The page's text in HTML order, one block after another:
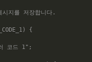
지를 저장합니다.
) {
코드 1" ;